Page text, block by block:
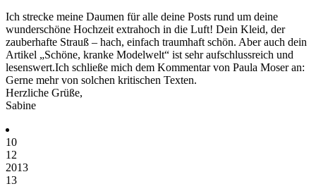
Ich strecke meine Daumen für alle deine Posts rund um deine
wunderschöne Hochzeit extrahoch in die Luft! Dein Kleid, der
zauberhafte Strauß – hach, einfach traumhaft schön. Aber auch dein
Artikel „Schöne, kranke Modelwelt“ ist sehr aufschlussreich und
lesenswert.Ich schließe mich dem Kommentar von Paula Moser an:
Gerne mehr von solchen kritischen Texten.
Herzliche Grüße,
Sabine
10
12
2013
13